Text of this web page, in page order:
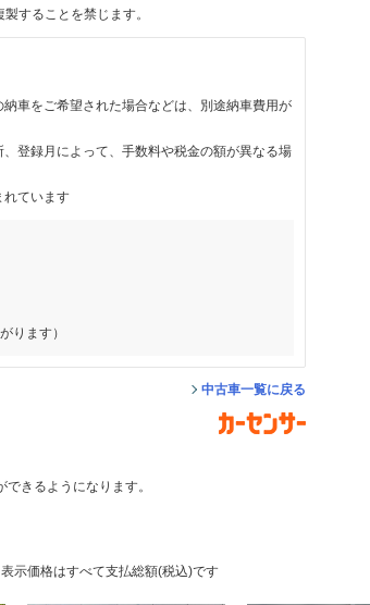
することを禁じます。
車をご希望された場合などは、別途納車費用が
登録月によって、手数料や税金の額が異なる場
れています
ります）
中古車一覧に戻る
きるようになります。
示価格はすべて支払総額(税込)です